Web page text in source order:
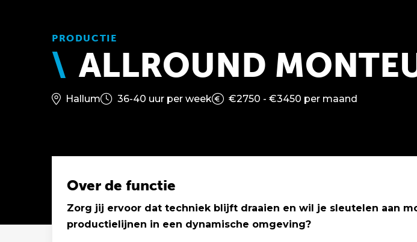
PRODUCTIE
ALLROUND
Hallum 36-40 uur per week €2750 - €3450 per maand
Solliciteer binnen 1 minuut
Over de functie
Zorg jij ervoor dat techniek blijft draaien en wil je sleutelen aan
productielijnen in een dynamische omgeving?